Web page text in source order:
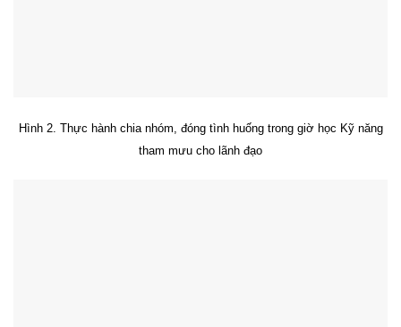
Hình 2. Thực hành chia nhóm, đóng tình huống trong giờ học Kỹ năng
tham mưu cho lãnh đạo